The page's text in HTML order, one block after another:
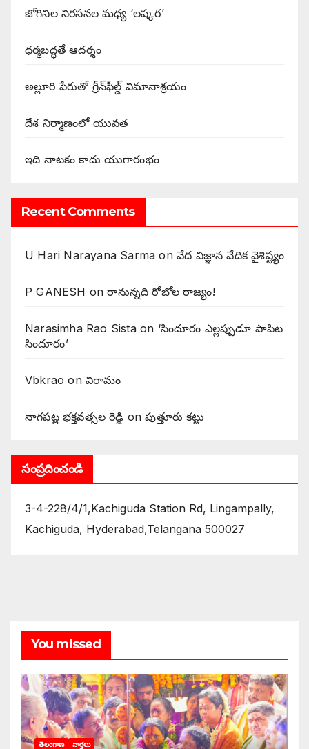
జోగినిల నిరసనల మధ్య ‘లష్కర’
ధర్మబద్ధతే ఆదర్శం
అల్లూరి పేరుతో గ్రీన్‌ఫీల్డ్ విమానాశ్రయం
దేశ నిర్మాణంలో యువత
ఇది నాటకం కాదు యుగారంభం
Recent Comments
U Hari Narayana Sarma onవేద విజ్ఞాన వేదిక వైశిష్ట్యం
P GANESH on‌రానున్నది రోబోల రాజ్యం!
Narasimha Rao Sistaon ‘సిందూరం ఎల్లప్పుడూ పాపిట
సిందూరం’
Vbkrao onవిరామం
నాగపట్ల భక్తవత్సల రెడ్డి onపుత్తూరు కట్టు
సంప్రదించండి
3-4-228/4/1,Kachiguda Station Rd, Lingampally,
Kachiguda, Hyderabad,Telangana 500027
You missed
తెలంగాణ వార్తలు